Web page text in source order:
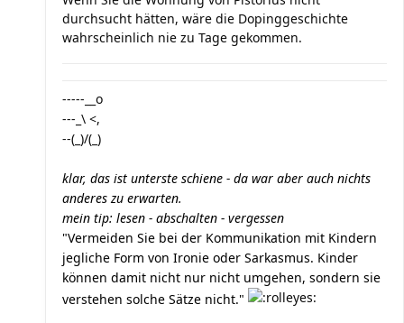
durchsucht hätten, wäre die Dopinggeschichte
wahrscheinlich nie zu Tage gekommen.
-----__o
---_\ <,
--(_)/(_)
klar, das ist unterste schiene - da war aber auch nichts
anderes zu erwarten.
mein tip: lesen - abschalten - vergessen
"Vermeiden Sie bei der Kommunikation mit Kindern
jegliche Form von Ironie oder Sarkasmus. Kinder
können damit nicht nur nicht umgehen, sondern sie
verstehen solche Sätze nicht."